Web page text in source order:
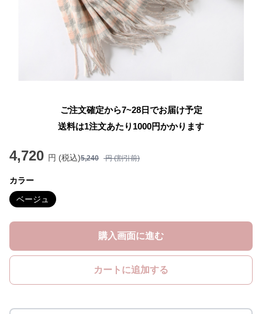
ご注文確定から7~28日でお届け予定
送料は1注文あたり 1000円かかります
4,720 円 (税込)5,240 円 (割引前)
カラー
ベージュ
購入画面に進む
カートに追加する